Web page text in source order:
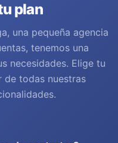
plan
una pequeña agencia
tenemos una
necesidades. Elige tu
de todas nuestras